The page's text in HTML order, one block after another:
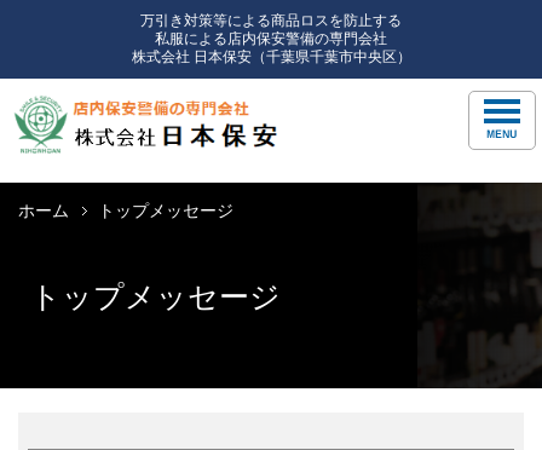
万引き対策等による商品ロスを防止する
私服による店内保安警備の専門会社
株式会社 日本保安（千葉県千葉市中央区）
ホーム トップメッセージ
トップメッセージ